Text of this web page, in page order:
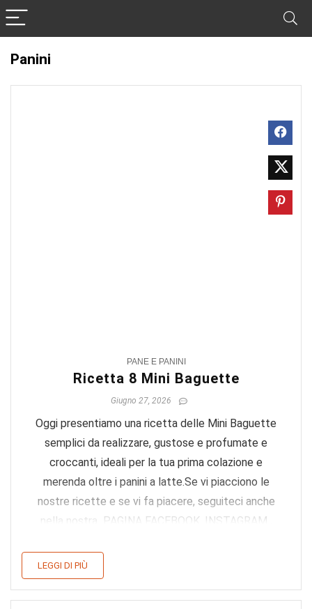
Panini
PANE E PANINI
Ricetta 8 Mini Baguette
Giugno 27, 2026
Oggi presentiamo una ricetta delle Mini Baguette
semplici da realizzare, gustose e profumate e
croccanti, ideali per la tua prima colazione e
merenda oltre i panini a latte.Se vi piacciono le
nostre ricette e se vi fa piacere, seguiteci anche
nella nostra PAGINA FACEBOOK, INSTAGRAM ,
LEGGI DI PIÙ